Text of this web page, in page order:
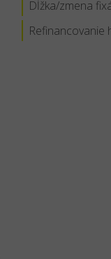
Dĺžka/zmena
Refinancovanie